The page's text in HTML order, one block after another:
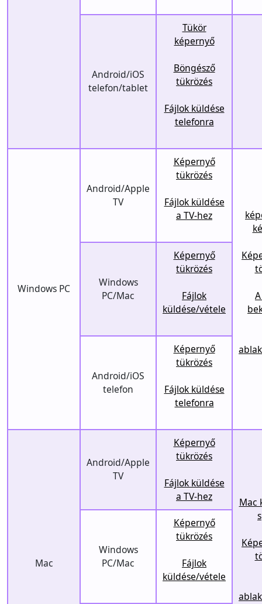
Android/iOS
telefon/tablet
Tükör
képernyő
Böngésző
tükrözés
Fájlok küldése
telefonra
Windows PC
Android/Apple
TV
Képernyő
tükrözés
Fájlok küldése
a TV-hez
Windows
PC/Mac
Képernyő
tükrözés
Fájlok
küldése/vétele
Android/iOS
telefon
Képernyő
tükrözés
Fájlok küldése
telefonra
Mac
Android/Apple
TV
Képernyő
tükrözés
Fájlok küldése
a TV-hez
Mac
Windows
PC/Mac
Képernyő
tükrözés
Fájlok
küldése/vétele